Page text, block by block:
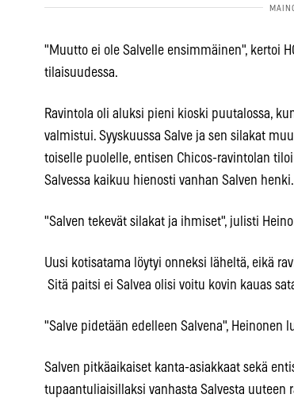
"Muutto ei ole Salvelle ensimmäinen", kertoi
tilaisuudessa.
Ravintola oli aluksi pieni kioski puutalossa,
valmistui. Syyskuussa Salve ja sen silakat
toiselle puolelle, entisen Chicos-ravintolan
Salvessa kaikuu hienosti vanhan Salven
"Salven tekevät silakat ja ihmiset", julisti
Uusi kotisatama löytyi onneksi läheltä, eikä
Sitä paitsi ei Salvea olisi voitu kovin kauas
"Salve pidetään edelleen Salvena", Heinonen
Salven pitkäaikaiset kanta-asiakkaat sekä
tupaantuliaisillaksi vanhasta Salvesta uuteen